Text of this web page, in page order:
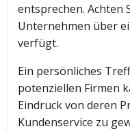
entsprechen. Achten
Unternehmen über
verfügt.
Ein persönliches
potenziellen Firmen
Eindruck von deren
Kundenservice zu